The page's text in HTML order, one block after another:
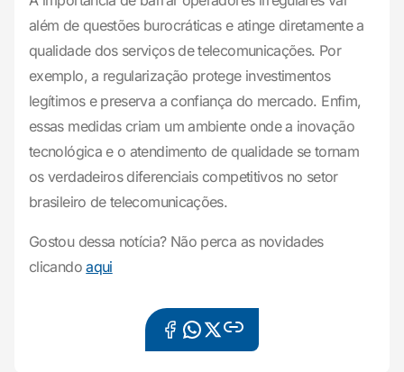
além de questões burocráticas e atinge diretamente a
qualidade dos serviços de telecomunicações. Por
exemplo, a regularização protege investimentos
legítimos e preserva a confiança do mercado. Enfim,
essas medidas criam um ambiente onde a inovação
tecnológica e o atendimento de qualidade se tornam
os verdadeiros diferenciais competitivos no setor
brasileiro de telecomunicações.
Gostou dessa notícia? Não perca as novidades
clicandoaqui